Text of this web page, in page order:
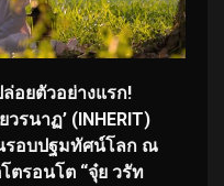
ล่อยตัวอย่างแรก!
รนาฏ’ (INHERIT)
รอบปฐมทัศน์โลก ณ
ตรอนโต “จุ๋ย วรัท